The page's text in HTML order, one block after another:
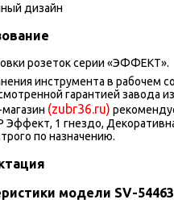
дизайн
розеток серии «ЭФФЕКТ».
инструмента в рабочем
гарантией завода
(zubr36.ru)
1 гнездо,
по назначению.
модели SV-